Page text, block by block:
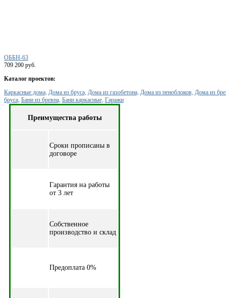
ОББН-63
709 200 руб.
Каталог проектов:
Каркасные дома, Дома из бруса, Дома из газобетона, Дома из пеноблоков, Дома из
бруса, Бани из бревна, Бани каркасные, Гаражи
Преимущества работы
Cроки прописаны в
договоре
Гарантия на работы
от 3 лет
Собственное
производство и склад
Предоплата 0%